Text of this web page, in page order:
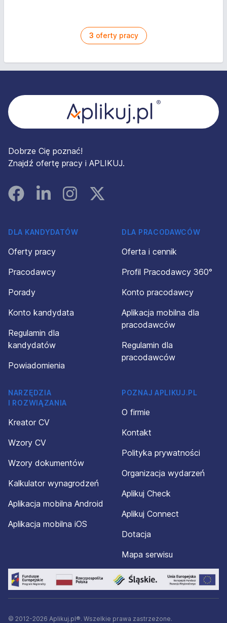
3 oferty pracy
Dobrze Cię poznać!
Znajdź ofertę pracy i APLIKUJ.
FacebookLinked InInstagramInstagram
DLA KANDYDATÓW
Oferty pracy
Pracodawcy
Porady
Konto kandydata
Regulamin dla
kandydatów
Powiadomienia
DLA PRACODAWCÓW
Oferta i cennik
Profil Pracodawcy 360°
Konto pracodawcy
Aplikacja mobilna dla
pracodawców
Regulamin dla
pracodawców
NARZĘDZIA
I ROZWIĄZANIA
Kreator CV
Wzory CV
Wzory dokumentów
Kalkulator wynagrodzeń
Aplikacja mobilna Android
Aplikacja mobilna iOS
POZNAJ APLIKUJ.PL
O firmie
Kontakt
Polityka prywatności
Organizacja wydarzeń
Aplikuj Check
Aplikuj Connect
Dotacja
Mapa serwisu
© 2012-2026 Aplikuj.pl®. Wszelkie prawa zastrzeżone.